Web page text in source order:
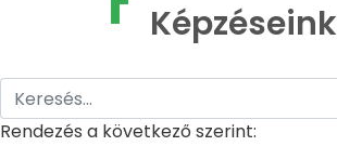
Képzéseink
Rendezés a következő szerint: